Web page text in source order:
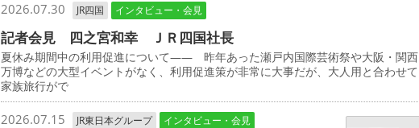
2026.07.30 JR四国 インタビュー・会見
記者会見 四之宮和幸 ＪＲ四国社長
夏休み期間中の利用促進について―― 昨年あった瀬戸内国際芸術祭や大阪・関西
万博などの大型イベントがなく、利用促進策が非常に大事だが、大人用と合わせて
家族旅行がで
2026.07.15 JR東日本グループ インタビュー・会見